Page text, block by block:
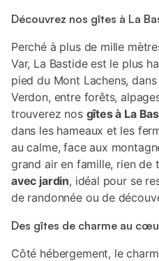
Découvrez nos gîtes à La
Perché à plus de mille
Var, La Bastide est le plus
pied du Mont Lachens,
Verdon, entre forêts,
trouverez nos gîtes à La
dans les hameaux et les
au calme, face aux
grand air en famille, rien de
avec jardin, idéal pour se
de randonnée ou de
Des gîtes de charme au
Côté hébergement, le